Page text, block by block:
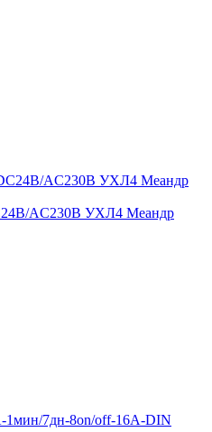
AC230В УХЛ4 Меандр